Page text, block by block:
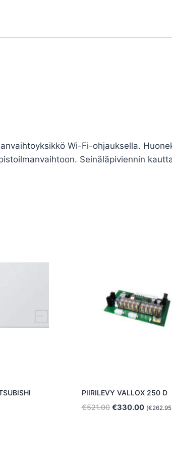
Wi-Fi-ohjauksella.
Seinäläpiviennin
PIIRILEVY VALLOX 250 D
€521.00 Alkuperäinen
€330.00 (€262.95